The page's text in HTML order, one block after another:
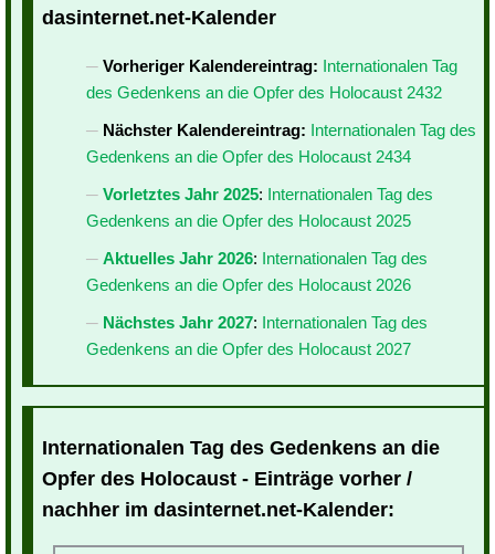
dasinternet.net-Kalender
Vorheriger Kalendereintrag: Internationalen Tag
des Gedenkens an die Opfer des Holocaust 2432
Nächster Kalendereintrag: Internationalen Tag des
Gedenkens an die Opfer des Holocaust 2434
Vorletztes Jahr 2025: Internationalen Tag des
Gedenkens an die Opfer des Holocaust 2025
Aktuelles Jahr 2026: Internationalen Tag des
Gedenkens an die Opfer des Holocaust 2026
Nächstes Jahr 2027: Internationalen Tag des
Gedenkens an die Opfer des Holocaust 2027
Internationalen Tag des Gedenkens an die
Opfer des Holocaust - Einträge vorher /
nachher im dasinternet.net-Kalender: